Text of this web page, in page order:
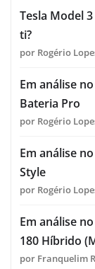
Tesla Model
ti?
por Rogério
Em análise
Bateria Pro
por Rogério
Em análise
Style
por Rogério
Em análise
180 Híbrido
por Franquelim